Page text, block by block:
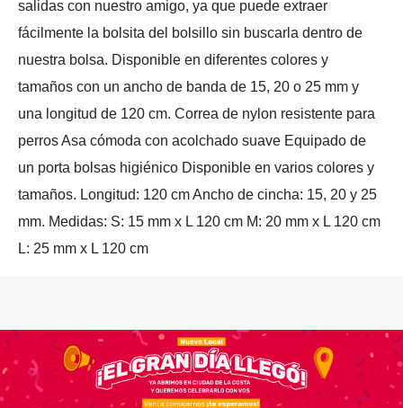
salidas con nuestro amigo, ya que puede extraer
fácilmente la bolsita del bolsillo sin buscarla dentro de
nuestra bolsa. Disponible en diferentes colores y
tamaños con un ancho de banda de 15, 20 o 25 mm y
una longitud de 120 cm. Correa de nylon resistente para
perros Asa cómoda con acolchado suave Equipado de
un porta bolsas higiénico Disponible en varios colores y
tamaños. Longitud: 120 cm Ancho de cincha: 15, 20 y 25
mm. Medidas: S: 15 mm x L 120 cm M: 20 mm x L 120 cm
L: 25 mm x L 120 cm